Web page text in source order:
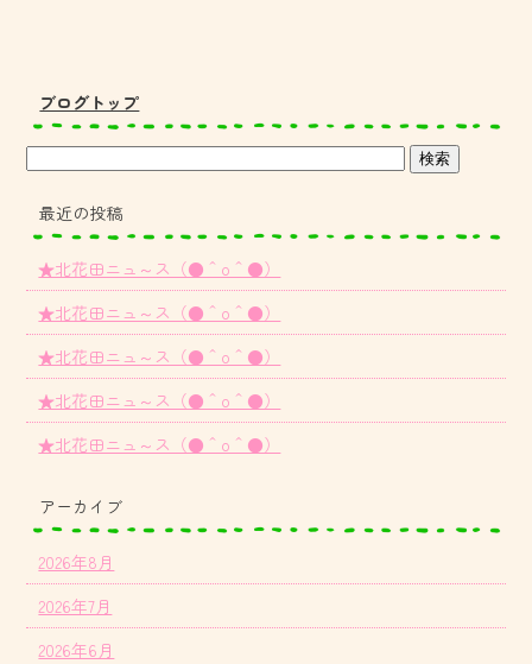
ブログトップ
最近の投稿
★北花田ニュ～ス（●＾o＾●）
★北花田ニュ～ス（●＾o＾●）
★北花田ニュ～ス（●＾o＾●）
★北花田ニュ～ス（●＾o＾●）
★北花田ニュ～ス（●＾o＾●）
アーカイブ
2026年8月
2026年7月
2026年6月